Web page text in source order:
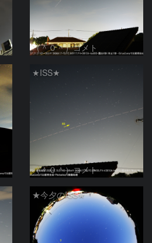
（＾０＾）コメト
★ISS★
（＾０＾）コメト
★今夕のISS★